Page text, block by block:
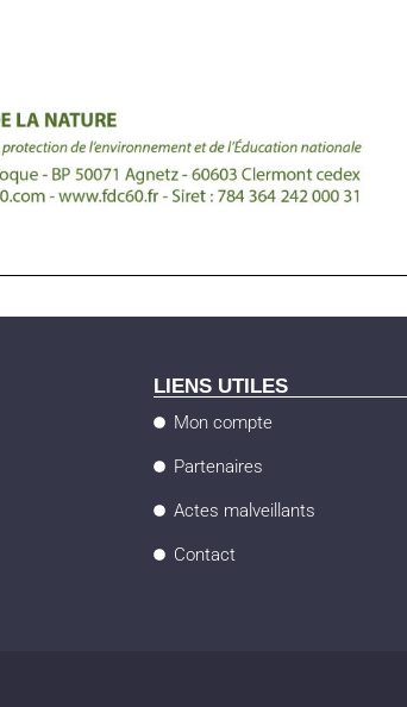
LIENS UTILES
Mon compte
Partenaires
Actes malveillants
Contact